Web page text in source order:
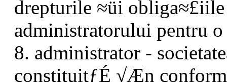
drepturile ≈üi obliga≈£iile
administratorului pentru
8. administrator -
constituitƒÉ √Æn